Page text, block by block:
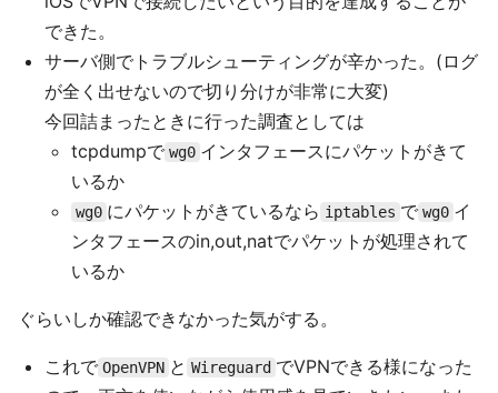
できた。
サーバ側でトラブルシューティングが辛かった。(ログ
が全く出せないので切り分けが非常に大変)
今回詰まったときに行った調査としては
tcpdumpで wg0 インタフェースにパケットがきて
いるか
wg0 にパケットがきているなら iptables で wg0 イ
ンタフェースのin,out,natでパケットが処理されて
いるか
ぐらいしか確認できなかった気がする。
これで OpenVPN と Wireguard でVPNできる様になった